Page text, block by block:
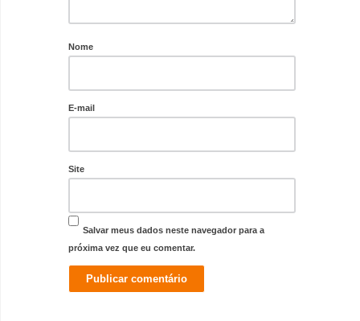
Nome
E-mail
Site
Salvar meus dados neste navegador para a
próxima vez que eu comentar.